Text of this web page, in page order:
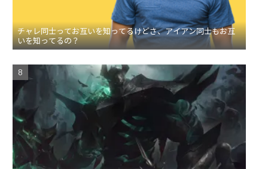
チャレ同士ってお互いを知ってるけどさ、アイアン同士もお互
いを知ってるの？